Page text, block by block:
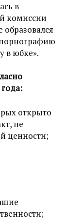
в
комиссии
в юбке».
открыто
не
ценности;